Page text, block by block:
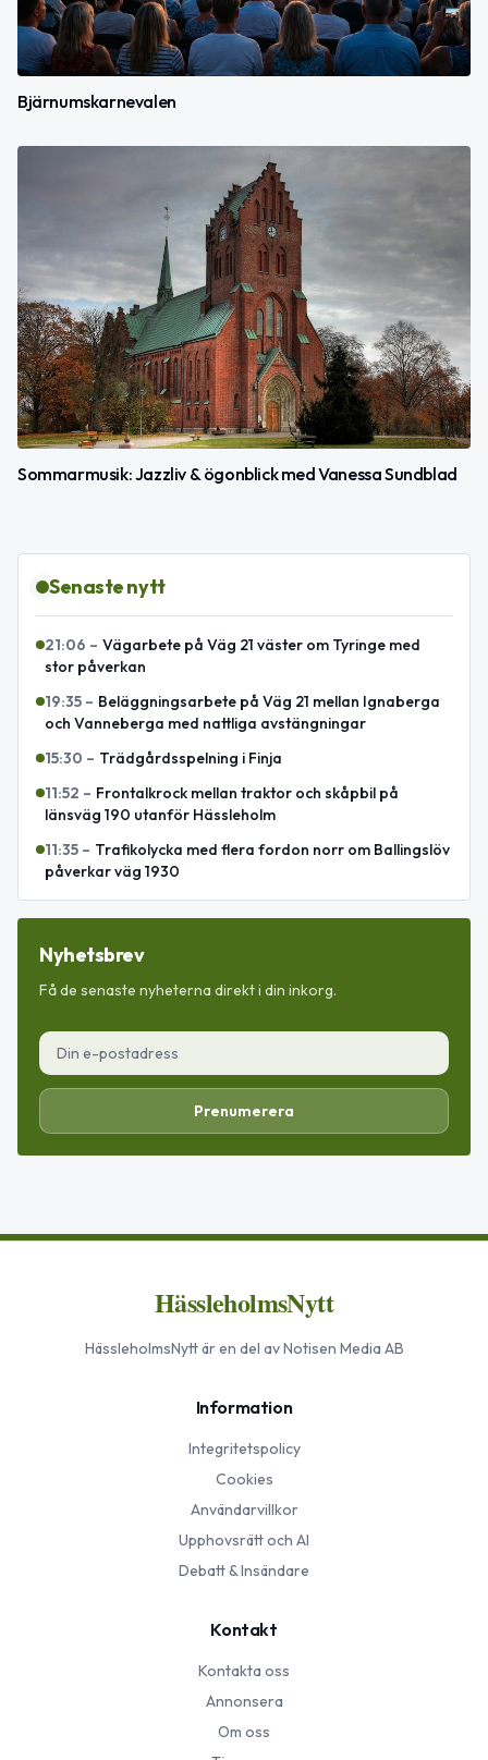
Bjärnumskarnevalen
Sommarmusik: Jazzliv & ögonblick med Vanessa Sundblad
Senaste nytt
21:06 – Vägarbete på Väg 21 väster om Tyringe med
stor påverkan
19:35 – Beläggningsarbete på Väg 21 mellan Ignaberga
och Vanneberga med nattliga avstängningar
15:30 – Trädgårdsspelning i Finja
11:52 – Frontalkrock mellan traktor och skåpbil på
länsväg 190 utanför Hässleholm
11:35 – Trafikolycka med flera fordon norr om Ballingslöv
påverkar väg 1930
Nyhetsbrev
Få de senaste nyheterna direkt i din inkorg.
Prenumerera
HässleholmsNytt
HässleholmsNyttär en del av Notisen Media AB
Information
Integritetspolicy
Cookies
Användarvillkor
Upphovsrätt och AI
Debatt & Insändare
Kontakt
Kontakta oss
Annonsera
Om oss